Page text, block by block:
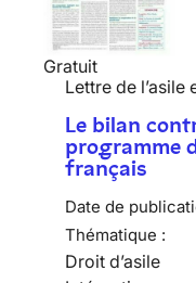
Gratuit
Lettre de l’asile
Le bilan
programme
français
Date de
Thématique :
Droit d’asile